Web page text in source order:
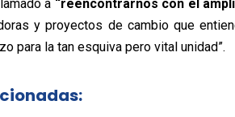
a “reencontrarnos con el
y proyectos de cambio que
para la tan esquiva pero vital unidad”.